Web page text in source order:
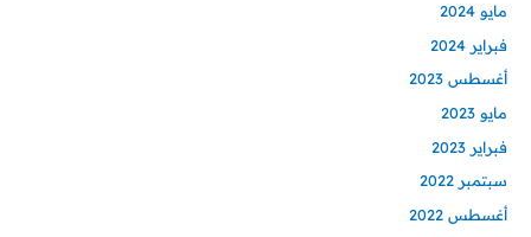
مايو 2024
فبراير 2024
أغسطس 2023
مايو 2023
فبراير 2023
سبتمبر 2022
أغسطس 2022